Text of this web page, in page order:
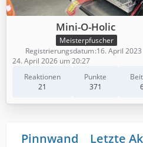
Mini-O-Holic
Meisterpfuscher
Reaktionen
21
Punkte
371
Registrierungsdatum 16. April 2023
24. April 2026 um 20:27
Pinnwand Letzte